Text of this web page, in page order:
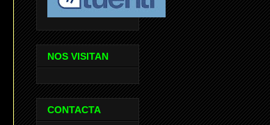
NOS VISITAN
CONTACTA